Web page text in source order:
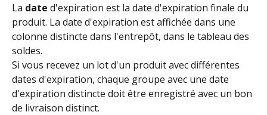
La date d'expiration est la date d'expiration finale du
produit. La date d'expiration est affichée dans une
colonne distincte dans l'entrepôt, dans le tableau des
soldes.
Si vous recevez un lot d'un produit avec différentes
dates d'expiration, chaque groupe avec une date
d'expiration distincte doit être enregistré avec un bon
de livraison distinct.